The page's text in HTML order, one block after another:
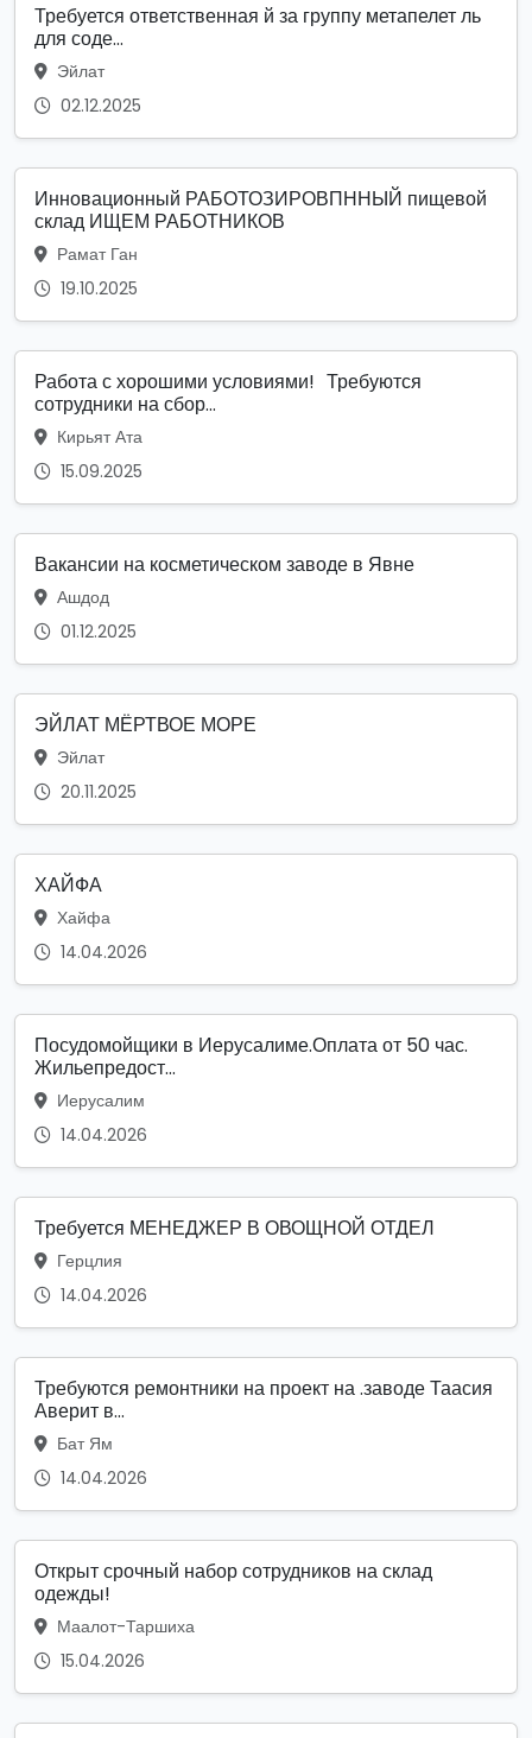
Требуется ответственная й за группу метапелет ль
для соде...
Эйлат
02.12.2025
Инновационный РАБОТОЗИРОВПННЫЙ пищевой
склад ИЩЕМ РАБОТНИКОВ
Рамат Ган
19.10.2025
Работа с хорошими условиями! Требуются
сотрудники на сбор...
Кирьят Ата
15.09.2025
Вакансии на косметическом заводе в Явне
Ашдод
01.12.2025
ЭЙЛАТ МЁРТВОЕ МОРЕ
Эйлат
20.11.2025
ХАЙФА
Хайфа
14.04.2026
Посудомойщики в Иерусалиме.Оплата от 50 час.
Жильепредост...
Иерусалим
14.04.2026
Требуется МЕНЕДЖЕР В ОВОЩНОЙ ОТДЕЛ
Герцлия
14.04.2026
Требуются ремонтники на проект на .заводе Таасия
Аверит в...
Бат Ям
14.04.2026
Открыт срочный набор сотрудников на склад
одежды!
Маалот-Таршиха
15.04.2026